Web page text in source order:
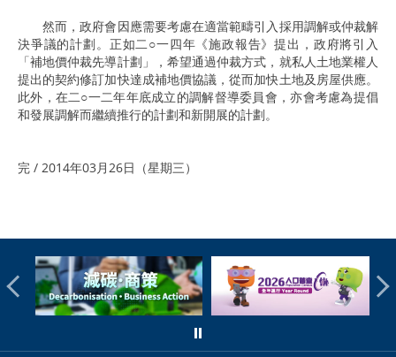
然而，政府會因應需要考慮在適當範疇引入採用調解或仲裁解
決爭議的計劃。正如二○一四年《施政報告》提出，政府將引入
「補地價仲裁先導計劃」，希望通過仲裁方式，就私人土地業權人
提出的契約修訂加快達成補地價協議，從而加快土地及房屋供應。
此外，在二○一二年年底成立的調解督導委員會，亦會考慮為提倡
和發展調解而繼續推行的計劃和新開展的計劃。
完 / 2014年03月26日（星期三）